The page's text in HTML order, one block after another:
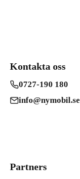
Kontakta oss
0727-190 180
info@nymobil.se
Partners